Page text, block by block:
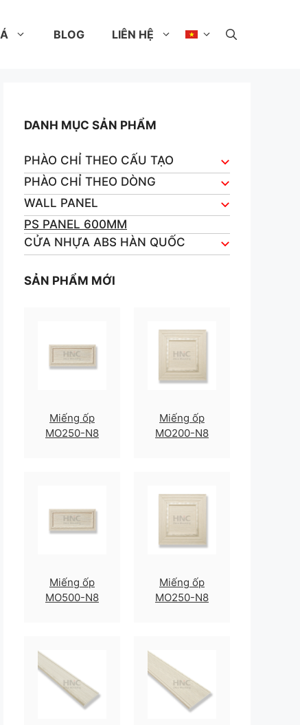
BLOG LIÊN HỆ
DANH MỤC SẢN PHẨM
PHÀO CHỈ THEO CẤU TẠO
PHÀO CHỈ THEO DÒNG
WALL PANEL
PS PANEL 600MM
CỬA NHỰA ABS HÀN QUỐC
SẢN PHẨM MỚI
Miếng ốp
MO250-N8
Miếng ốp
MO200-N8
Miếng ốp
MO500-N8
Miếng ốp
MO250-N8